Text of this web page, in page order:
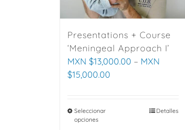
Presentations + Course
‘Meningeal Approach I’
MXN $13,000.00 – MXN
$15,000.00
Seleccionar
opciones
Detalles